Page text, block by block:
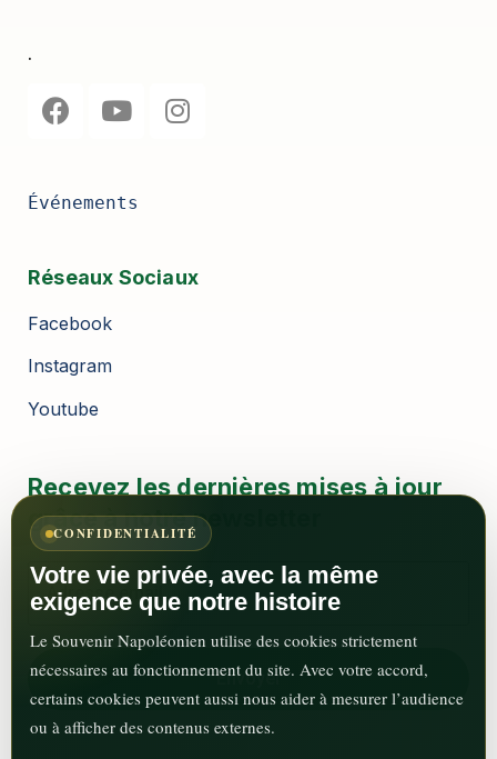
.
Événements
Réseaux Sociaux
Facebook
Instagram
Youtube
Recevez les dernières mises à jour
grâce à notre newsletter
CONFIDENTIALITÉ
Votre vie privée, avec la même
exigence que notre histoire
Le Souvenir Napoléonien utilise des cookies strictement
nécessaires au fonctionnement du site. Avec votre accord,
certains cookies peuvent aussi nous aider à mesurer l’audience
ou à afficher des contenus externes.